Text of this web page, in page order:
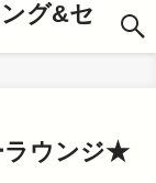
グ&セ
ラウンジ★